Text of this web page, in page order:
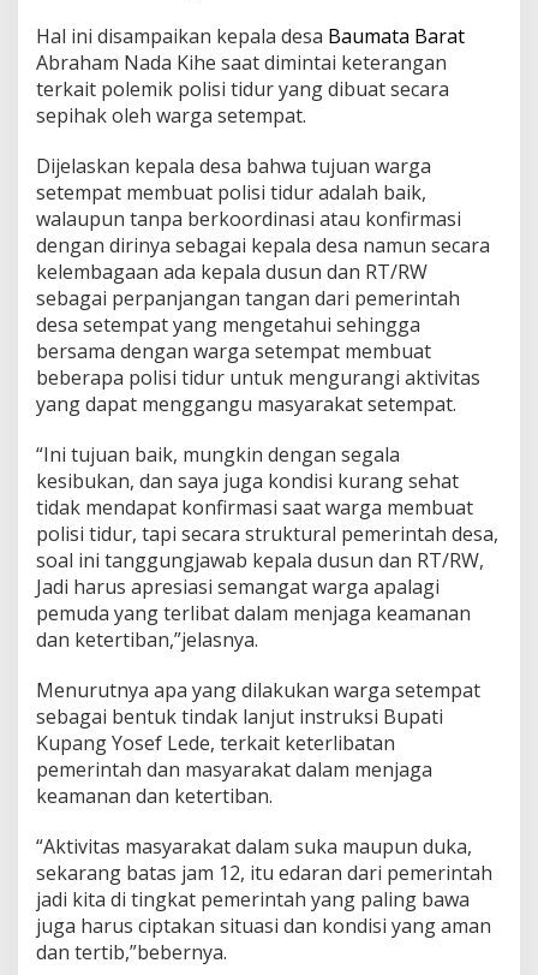
Hal ini disampaikan kepala desa Baumata Barat
Abraham Nada Kihe saat dimintai keterangan
terkait polemik polisi tidur yang dibuat secara
sepihak oleh warga setempat.
Dijelaskan kepala desa bahwa tujuan warga
setempat membuat polisi tidur adalah baik,
walaupun tanpa berkoordinasi atau konfirmasi
dengan dirinya sebagai kepala desa namun secara
kelembagaan ada kepala dusun dan RT/RW
sebagai perpanjangan tangan dari pemerintah
desa setempat yang mengetahui sehingga
bersama dengan warga setempat membuat
beberapa polisi tidur untuk mengurangi aktivitas
yang dapat menggangu masyarakat setempat.
“Ini tujuan baik, mungkin dengan segala
kesibukan, dan saya juga kondisi kurang sehat
tidak mendapat konfirmasi saat warga membuat
polisi tidur, tapi secara struktural pemerintah desa,
soal ini tanggungjawab kepala dusun dan RT/RW,
Jadi harus apresiasi semangat warga apalagi
pemuda yang terlibat dalam menjaga keamanan
dan ketertiban,”jelasnya.
Menurutnya apa yang dilakukan warga setempat
sebagai bentuk tindak lanjut instruksi Bupati
Kupang Yosef Lede, terkait keterlibatan
pemerintah dan masyarakat dalam menjaga
keamanan dan ketertiban.
“Aktivitas masyarakat dalam suka maupun duka,
sekarang batas jam 12, itu edaran dari pemerintah
jadi kita di tingkat pemerintah yang paling bawa
juga harus ciptakan situasi dan kondisi yang aman
dan tertib,”bebernya.